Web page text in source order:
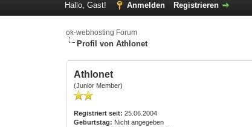
Hallo, Gast! Anmelden Registrieren
ok-webhosting Forum
Profil von Athlonet
Athlonet
(Junior Member)
Registriert seit: 25.06.2004
Geburtstag: Nicht angegeben